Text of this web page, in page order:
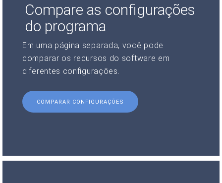
Compare as configurações
do programa
Em uma página separada, você pode
comparar os recursos do software em
diferentes configurações.
COMPARAR CONFIGURAÇÕES